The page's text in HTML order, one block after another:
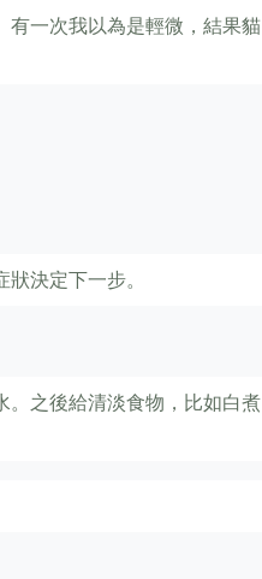
有一次我以為是輕微，結果貓
決定下一步。
。之後給清淡食物，比如白煮